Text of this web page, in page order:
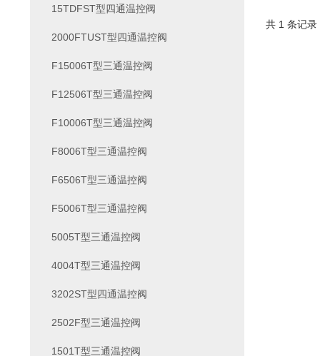
共 1 条记
15TDFST型四通温控阀
2000FTUST型四通温控阀
F15006T型三通温控阀
F12506T型三通温控阀
F10006T型三通温控阀
F8006T型三通温控阀
F6506T型三通温控阀
F5006T型三通温控阀
5005T型三通温控阀
4004T型三通温控阀
3202ST型四通温控阀
2502F型三通温控阀
1501T型三通温控阀